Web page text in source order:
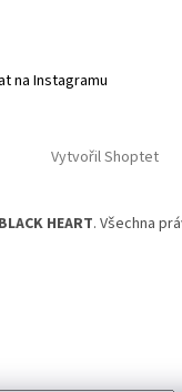
na Instagramu
Vytvořil Shoptet
BLACK HEART. Všechna